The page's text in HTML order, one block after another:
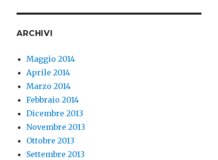
ARCHIVI
Maggio 2014
Aprile 2014
Marzo 2014
Febbraio 2014
Dicembre 2013
Novembre 2013
Ottobre 2013
Settembre 2013